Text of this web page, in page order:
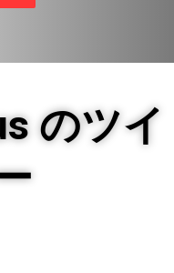
のツイ